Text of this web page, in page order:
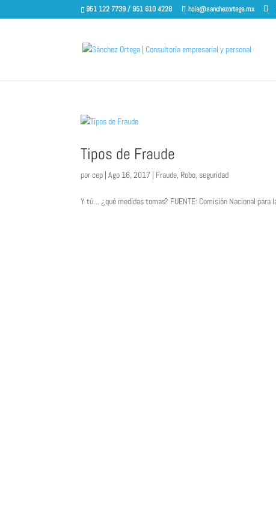
951 122 7739 / 951 610 4228 hola@sanchezortega.mx
Tipos de Fraude
porcep |Ago 16, 2017 | Fraude, Robo, seguridad
Y tú… ¿qué medidas tomas? FUENTE: Comisión Nacional